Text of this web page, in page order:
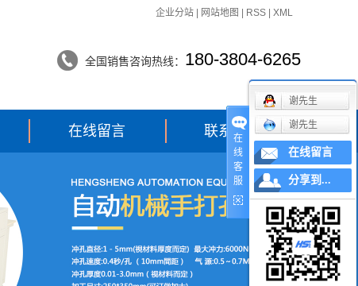
企业分站 网站地图 RSS XML
全国销售咨询热线： 180-3804-6265
在线留言 联系我们
在
线
客
服
谢先生
谢先生
在线留言
分享到...